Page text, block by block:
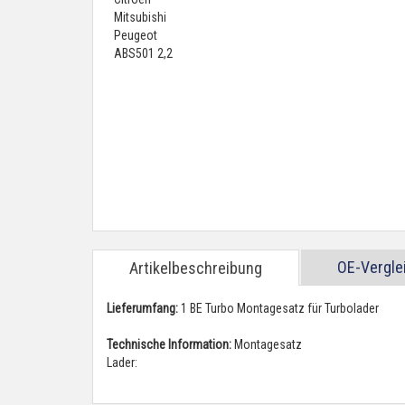
Artikelbeschreibung OE-
Lieferumfang:1 BE Turbo Montagesatz für Turbolader
Technische Information: Montagesatz
Lader: